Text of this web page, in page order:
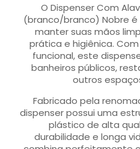
O Dispenser Com
(branco/branco) Nobre
manter suas mãos
prática e higiênica.
funcional, este
banheiros públicos,
outros
Fabricado pela
dispenser possui uma
plástico de alta
durabilidade e longa